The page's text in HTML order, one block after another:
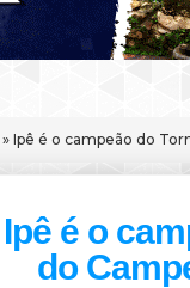
» Ipê é o campeão do
Ipê é o
do